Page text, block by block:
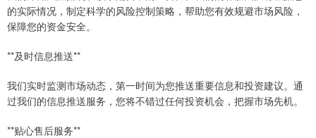
的实际情况，制定科学的风险控制策略，帮助您有效规避市场风险，
保障您的资金安全。
**及时信息推送**
我们实时监测市场动态，第一时间为您推送重要信息和投资建议。通
过我们的信息推送服务，您将不错过任何投资机会，把握市场先机。
**贴心售后服务**